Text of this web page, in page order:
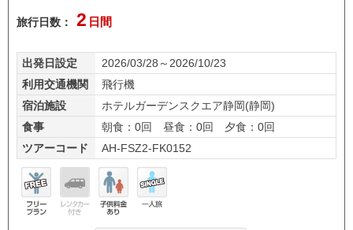
旅行日数： 2 日間
出発日設定
2026/03/28～2026/10/23
利用交通機関
飛行機
宿泊施設
ホテルガーデンスクエア静岡(静岡)
食事
朝食：0回 昼食：0回 夕食：0回
ツアーコード
AH-FSZ2-FK0152